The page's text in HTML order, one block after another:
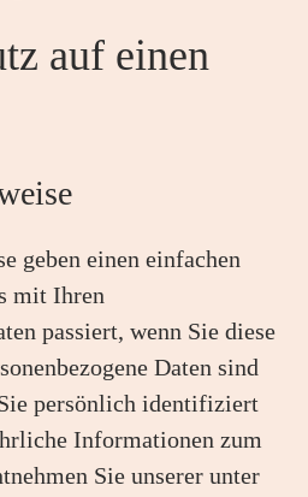
auf einen
geben einen einfachen
mit Ihren
passiert, wenn Sie diese
Daten sind
persönlich identifiziert
Informationen zum
Sie unserer unter